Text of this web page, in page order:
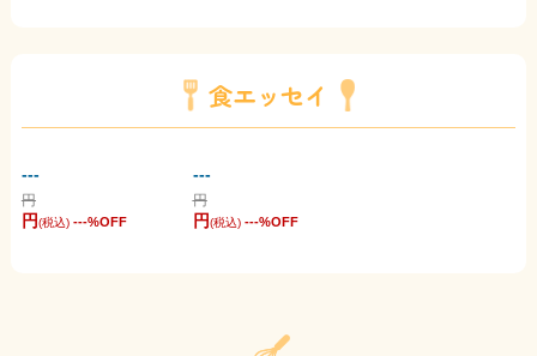
食エッセイ
---
円
円(税込) ---%OFF
---
円
円(税込) ---%OFF